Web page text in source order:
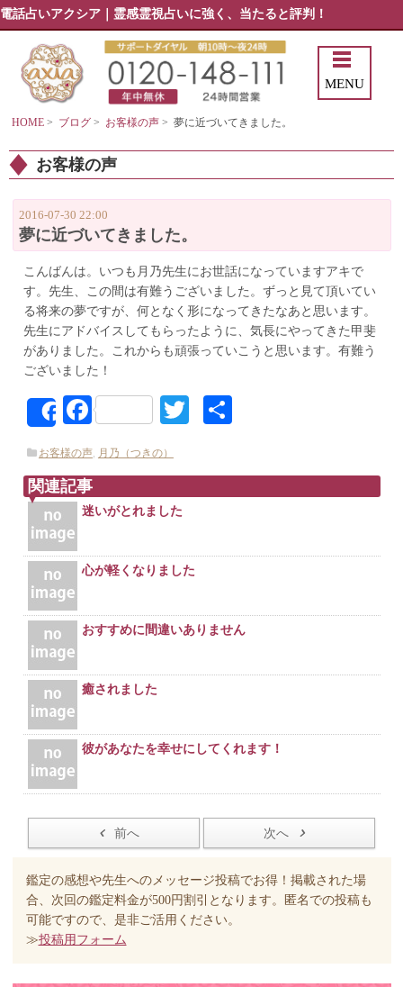
電話占いアクシア｜霊感霊視占いに強く、当たると評判！
MENU
HOME > ブログ > お客様の声 > 夢に近づいてきました。
お客様の声
2016-07-30 22:00
夢に近づいてきました。
こんばんは。いつも月乃先生にお世話になっていますアキで
す。先生、この間は有難うございました。ずっと見て頂いてい
る将来の夢ですが、何となく形になってきたなあと思います。
先生にアドバイスしてもらったように、気長にやってきた甲斐
がありました。これからも頑張っていこうと思います。有難う
ございました！
ShareFacebook Twitter
お客様の声, 月乃（つきの）
関連記事
迷いがとれました
心が軽くなりました
おすすめに間違いありません
癒されました
彼があなたを幸せにしてくれます！
前へ 次へ
鑑定の感想や先生へのメッセージ投稿でお得！掲載された場
合、次回の鑑定料金が500円割引となります。匿名での投稿も
可能ですので、是非ご活用ください。
≫投稿用フォーム